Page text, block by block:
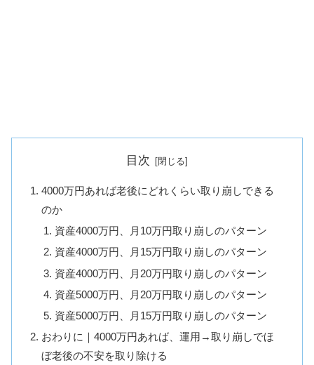
目次
4000万円あれば老後にどれくらい取り崩しできる
のか
資産4000万円、月10万円取り崩しのパターン
資産4000万円、月15万円取り崩しのパターン
資産4000万円、月20万円取り崩しのパターン
資産5000万円、月20万円取り崩しのパターン
資産5000万円、月15万円取り崩しのパターン
おわりに｜4000万円あれば、運用→取り崩しでほ
ぼ老後の不安を取り除ける